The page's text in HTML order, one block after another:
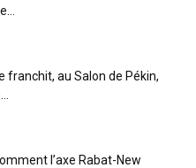
franchit, au Salon de Pékin,
l’axe Rabat-New